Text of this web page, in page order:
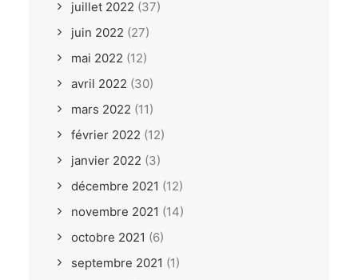
juillet 2022 (37)
juin 2022 (27)
mai 2022 (12)
avril 2022 (30)
mars 2022 (11)
février 2022 (12)
janvier 2022 (3)
décembre 2021 (12)
novembre 2021 (14)
octobre 2021 (6)
septembre 2021 (1)